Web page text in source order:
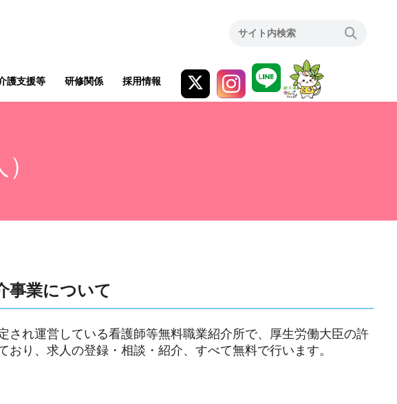
護支援等 研修関係 採用情報
事業について
され運営している看護師等無料職業紹介所で、厚生労働大臣の許
り、求人の登録・相談・紹介、すべて無料で行います。